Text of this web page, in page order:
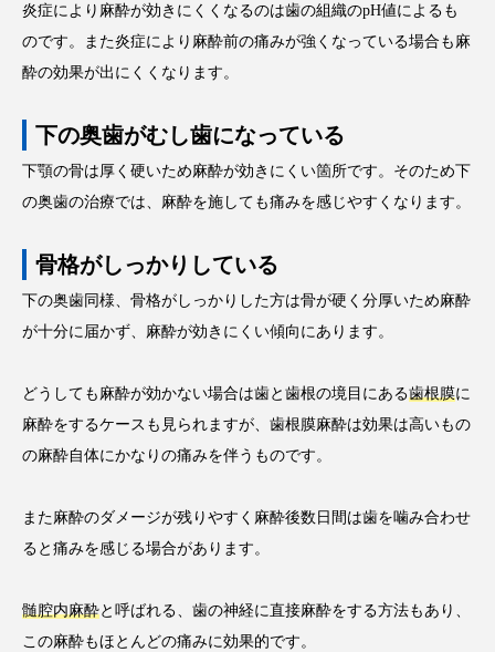
炎症により麻酔が効きにくくなるのは歯の組織のpH値によるも
のです。また炎症により麻酔前の痛みが強くなっている場合も麻
酔の効果が出にくくなります。
下の奥歯がむし歯になっている
下顎の骨は厚く硬いため麻酔が効きにくい箇所です。そのため下
の奥歯の治療では、麻酔を施しても痛みを感じやすくなります。
骨格がしっかりしている
下の奥歯同様、骨格がしっかりした方は骨が硬く分厚いため麻酔
が十分に届かず、麻酔が効きにくい傾向にあります。
どうしても麻酔が効かない場合は歯と歯根の境目にある歯根膜に
麻酔をするケースも見られますが、歯根膜麻酔は効果は高いもの
の麻酔自体にかなりの痛みを伴うものです。
また麻酔のダメージが残りやすく麻酔後数日間は歯を噛み合わせ
ると痛みを感じる場合があります。
髄腔内麻酔と呼ばれる、歯の神経に直接麻酔をする方法もあり、
この麻酔もほとんどの痛みに効果的です。